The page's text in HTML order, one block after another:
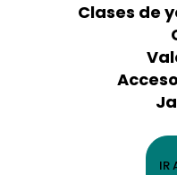
Clases de
IR